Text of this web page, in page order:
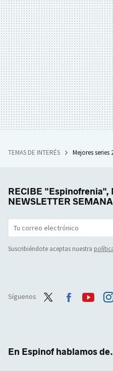
TEMAS DE INTERÉS Mejores series
RECIBE "Espinofrenia",
NEWSLETTER
Suscribiéndote aceptas nuestra
Síguenos
En Espinof hablamos